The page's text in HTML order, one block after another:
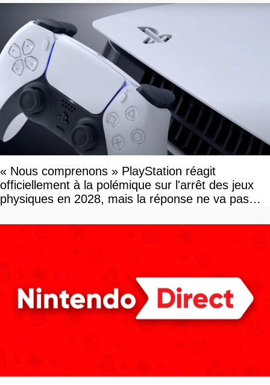
« Nous comprenons » PlayStation réagit
officiellement à la polémique sur l'arrêt des jeux
physiques en 2028, mais la réponse ne va pas